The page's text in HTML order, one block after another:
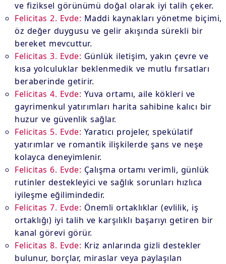
ve fiziksel görünümü doğal olarak iyi talih çeker.
Felicitas 2. Evde: Maddi kaynakları yönetme biçimi,
öz değer duygusu ve gelir akışında sürekli bir
bereket mevcuttur.
Felicitas 3. Evde: Günlük iletişim, yakın çevre ve
kısa yolculuklar beklenmedik ve mutlu fırsatları
beraberinde getirir.
Felicitas 4. Evde: Yuva ortamı, aile kökleri ve
gayrimenkul yatırımları harita sahibine kalıcı bir
huzur ve güvenlik sağlar.
Felicitas 5. Evde: Yaratıcı projeler, spekülatif
yatırımlar ve romantik ilişkilerde şans ve neşe
kolayca deneyimlenir.
Felicitas 6. Evde: Çalışma ortamı verimli, günlük
rutinler destekleyici ve sağlık sorunları hızlıca
iyileşme eğilimindedir.
Felicitas 7. Evde: Önemli ortaklıklar (evlilik, iş
ortaklığı) iyi talih ve karşılıklı başarıyı getiren bir
kanal görevi görür.
Felicitas 8. Evde: Kriz anlarında gizli destekler
bulunur, borçlar, miraslar veya paylaşılan